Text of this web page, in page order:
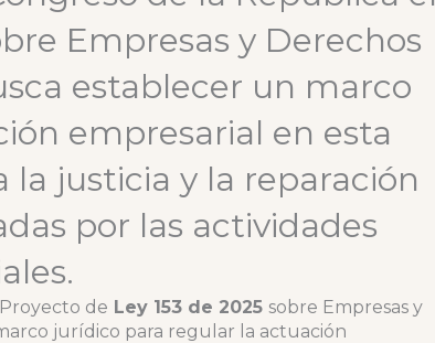
Empresas y Derechos
establecer un marco
empresarial en esta
la justicia y la reparación
por las actividades
de Ley 153 de 2025 sobre Empresas y
jurídico para regular la actuación